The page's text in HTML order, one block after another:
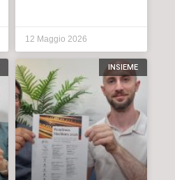
12 Maggio 2026
INSIEME